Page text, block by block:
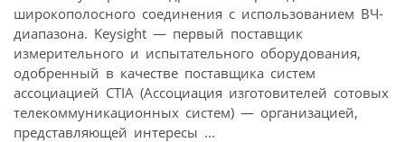
широкополосного соединения с использованием ВЧ-
диапазона. Keysight — первый поставщик
измерительного и испытательного оборудования,
одобренный в качестве поставщика систем
ассоциацией CTIA (Ассоциация изготовителей сотовых
телекоммуникационных систем) — организацией,
представляющей интересы ...